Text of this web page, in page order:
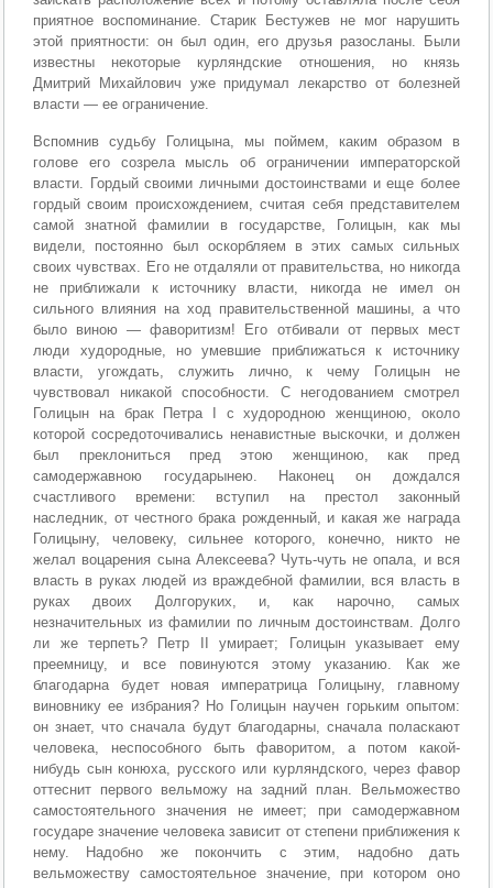
приятное воспоминание. Старик Бестужев не мог нарушить
этой приятности: он был один, его друзья разосланы. Были
известны некоторые курляндские отношения, но князь
Дмитрий Михайлович уже придумал лекарство от болезней
власти — ее ограничение.
Вспомнив судьбу Голицына, мы поймем, каким образом в
голове его созрела мысль об ограничении императорской
власти. Гордый своими личными достоинствами и еще более
гордый своим происхождением, считая себя представителем
самой знатной фамилии в государстве, Голицын, как мы
видели, постоянно был оскорбляем в этих самых сильных
своих чувствах. Его не отдаляли от правительства, но никогда
не приближали к источнику власти, никогда не имел он
сильного влияния на ход правительственной машины, а что
было виною — фаворитизм! Его отбивали от первых мест
люди худородные, но умевшие приближаться к источнику
власти, угождать, служить лично, к чему Голицын не
чувствовал никакой способности. С негодованием смотрел
Голицын на брак Петра I с худородною женщиною, около
которой сосредоточивались ненавистные выскочки, и должен
был преклониться пред этою женщиною, как пред
самодержавною государынею. Наконец он дождался
счастливого времени: вступил на престол законный
наследник, от честного брака рожденный, и какая же награда
Голицыну, человеку, сильнее которого, конечно, никто не
желал воцарения сына Алексеева? Чуть-чуть не опала, и вся
власть в руках людей из враждебной фамилии, вся власть в
руках двоих Долгоруких, и, как нарочно, самых
незначительных из фамилии по личным достоинствам. Долго
ли же терпеть? Петр II умирает; Голицын указывает ему
преемницу, и все повинуются этому указанию. Как же
благодарна будет новая императрица Голицыну, главному
виновнику ее избрания? Но Голицын научен горьким опытом:
он знает, что сначала будут благодарны, сначала поласкают
человека, неспособного быть фаворитом, а потом какой-
нибудь сын конюха, русского или курляндского, через фавор
оттеснит первого вельможу на задний план. Вельможество
самостоятельного значения не имеет; при самодержавном
государе значение человека зависит от степени приближения к
нему. Надобно же покончить с этим, надобно дать
вельможеству самостоятельное значение, при котором оно